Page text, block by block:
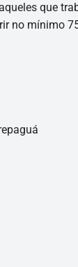
que
no mínimo